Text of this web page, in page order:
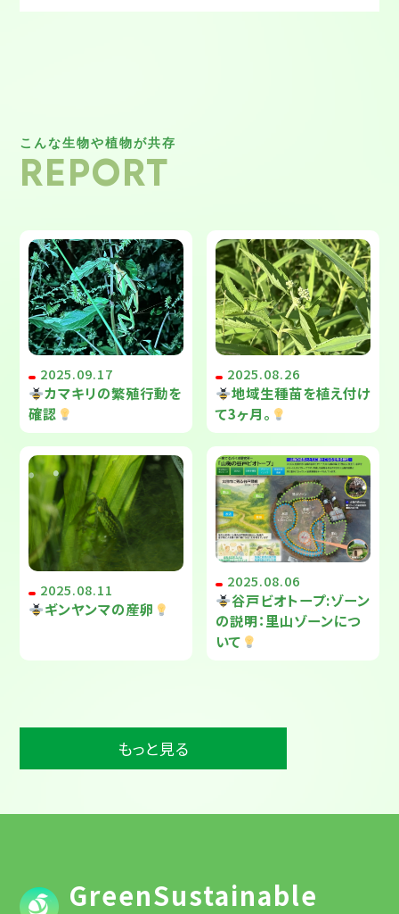
こんな生物や植物が共存
REPORT
2025.09.17
カマキリの繁殖行動を
確認
2025.08.26
地域生種苗を植え付け
て3ヶ月。
2025.08.11
ギンヤンマの産卵
2025.08.06
谷戸ビオトープ:ゾーン
の説明：里山ゾーンにつ
いて
もっと見る
GreenSustainable